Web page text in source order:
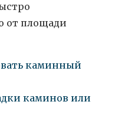
от площади
каминный
каминов или